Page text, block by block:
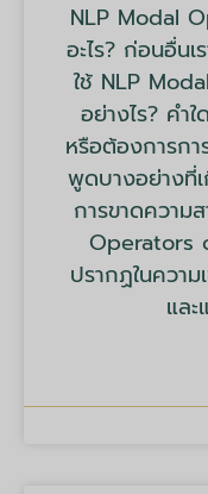
NLP Modal
อะไร? ก่อนอื่น
ใช้ NLP
อย่างไร? คำ
หรือต้องการก
พูดบางอย่างที่
การขาดความ
Operators
ปรากฏในควา
แล